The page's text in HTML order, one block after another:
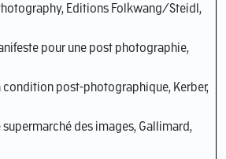
Editions Folkwang/Steidl,
pour une post photographie,
condition post-photographique, Kerber,
supermarché des images, Gallimard,